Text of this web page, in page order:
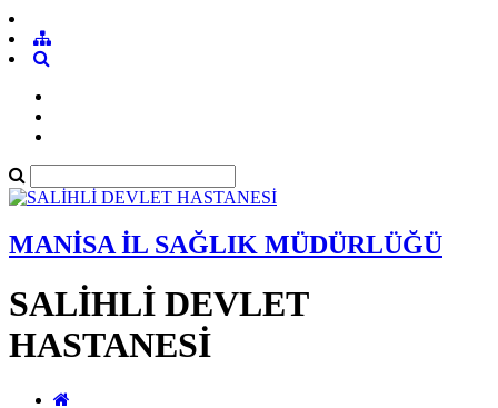
MANİSA İL SAĞLIK MÜDÜRLÜĞÜ
SALİHLİ DEVLET
HASTANESİ